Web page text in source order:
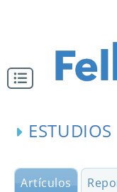
ESTUDIOS
Artículos